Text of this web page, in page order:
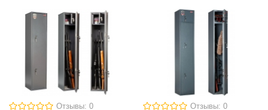
Отзывы: 0 Отзывы: 0